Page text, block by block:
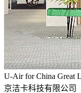
U-Air for China Great
京洁卡科技有限公司